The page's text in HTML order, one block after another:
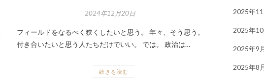
2024年12月20日
フィールドをなるべく狭くしたいと思う。 年々、そう思う。
付き合いたいと思う人たちだけでいい。 では。 政治は…
続きを読む
2025年11
2025年10
2025年9
2025年8